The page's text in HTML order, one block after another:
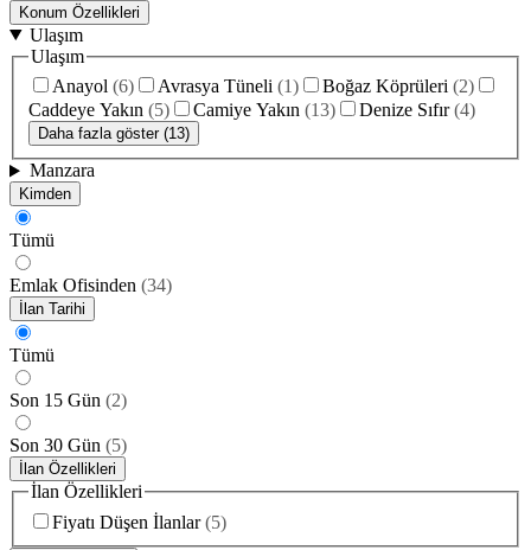
Konum Özellikleri
Ulaşım
Ulaşım
Anayol (6) Avrasya Tüneli (1) Boğaz Köprüleri (2)
Caddeye Yakın (5) Camiye Yakın (13) Denize Sıfır (4)
Daha fazla göster (13)
Manzara
Kimden
Tümü
Emlak Ofisinden (34)
İlan Tarihi
Tümü
Son 15 Gün (2)
Son 30 Gün (5)
İlan Özellikleri
İlan Özellikleri
Fiyatı Düşen İlanlar (5)